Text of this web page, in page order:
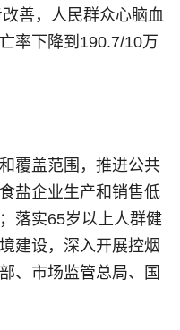
善，人民群众心脑血
率下降到190.7/10万
覆盖范围，推进公共
盐企业生产和销售低
落实65岁以上人群健
建设，深入开展控烟
、市场监管总局、国